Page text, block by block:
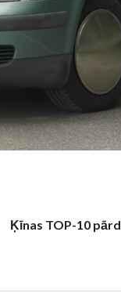
Ķīnas TOP-10